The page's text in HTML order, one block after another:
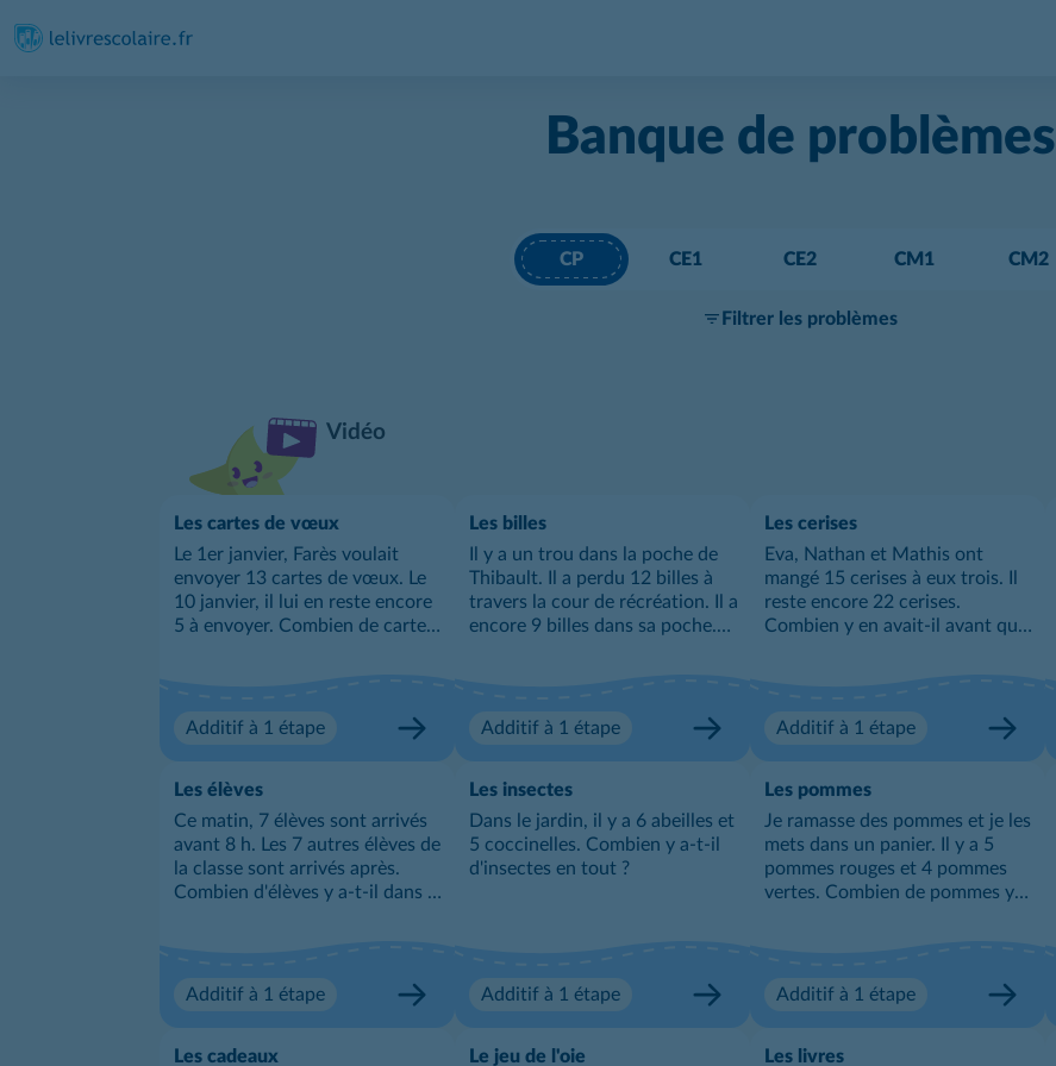
Banque de problèmes
CP CE1 CE2 CM1 CM2
Filtrer les problèmes
Vidéo
Les cartes de vœux
Le 1er janvier, Farès voulait
envoyer 13 cartes de vœux. Le
10 janvier, il lui en reste encore
5 à envoyer. Combien de cartes
Additif à 1 étape
Les billes
Il y a un trou dans la poche de
Thibault. Il a perdu 12 billes à
travers la cour de récréation. Il a
encore 9 billes dans sa poche.
Additif à 1 étape
Les cerises
Eva, Nathan et Mathis ont
mangé 15 cerises à eux trois. Il
reste encore 22 cerises.
Combien y en avait-il avant que
Additif à 1 étape
Les élèves
Ce matin, 7 élèves sont arrivés
avant 8 h. Les 7 autres élèves de
la classe sont arrivés après.
Combien d'élèves y a-t-il dans la
Additif à 1 étape
Les insectes
Dans le jardin, il y a 6 abeilles et
5 coccinelles. Combien y a-t-il
d'insectes en tout ?
Additif à 1 étape
Les pommes
Je ramasse des pommes et je les
mets dans un panier. Il y a 5
pommes rouges et 4 pommes
vertes. Combien de pommes y
Additif à 1 étape
Les cadeaux
Le jeu de l'oie
Les livres